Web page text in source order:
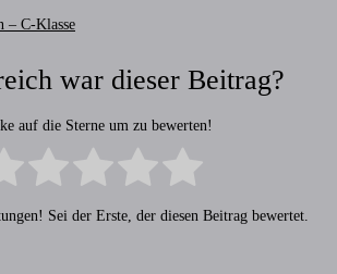
– C-Klasse
war dieser Beitrag?
auf die Sterne um zu bewerten!
Sei der Erste, der diesen Beitrag bewertet.